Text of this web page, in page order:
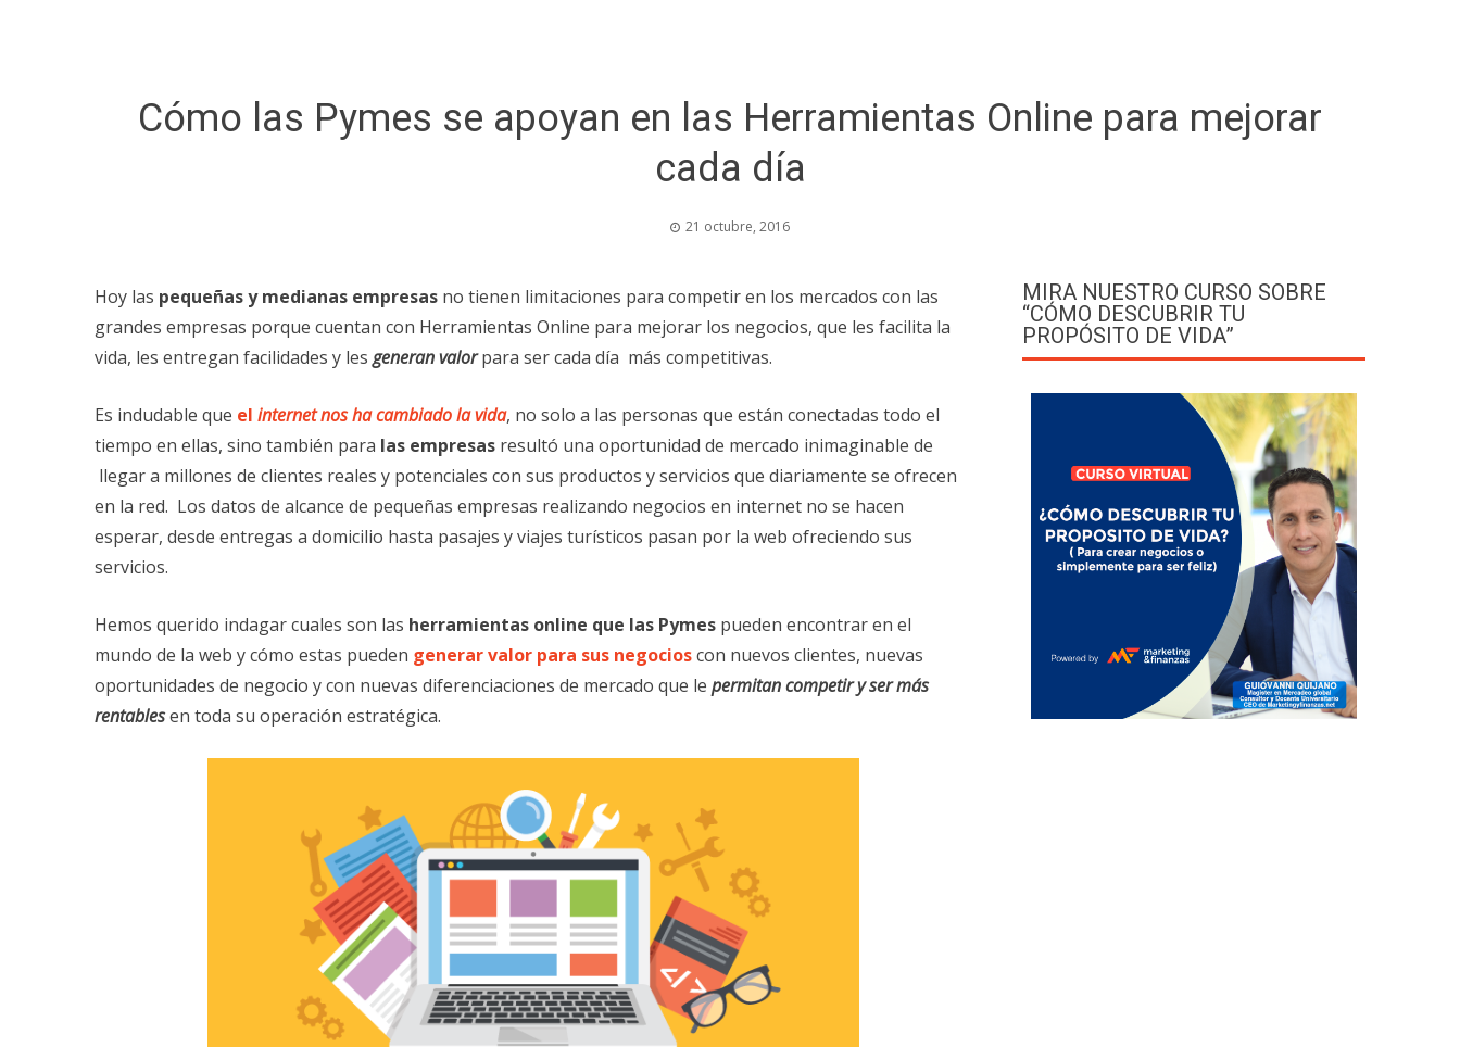
Cómo las Pymes se apoyan en las Herramientas Online para mejorar
cada día
21 octubre, 2016
Hoy las pequeñas y medianas empresas no tienen limitaciones para competir en los mercados con las
grandes empresas porque cuentan con Herramientas Online para mejorar los negocios, que les facilita la
vida, les entregan facilidades y les generan valor para ser cada día más competitivas.
Es indudable que el internet nos ha cambiado la vida, no solo a las personas que están conectadas todo el
tiempo en ellas, sino también para las empresas resultó una oportunidad de mercado inimaginable de
llegar a millones de clientes reales y potenciales con sus productos y servicios que diariamente se ofrecen
en la red. Los datos de alcance de pequeñas empresas realizando negocios en internet no se hacen
esperar, desde entregas a domicilio hasta pasajes y viajes turísticos pasan por la web ofreciendo sus
servicios.
Hemos querido indagar cuales son las herramientas online que las Pymes pueden encontrar en el
mundo de la web y cómo estas pueden generar valor para sus negocioscon nuevos clientes, nuevas
oportunidades de negocio y con nuevas diferenciaciones de mercado que le permitan competir y ser más
rentablesen toda su operación estratégica.
MIRA NUESTRO CURSO SOBRE
“CÓMO DESCUBRIR TU
PROPÓSITO DE VIDA”